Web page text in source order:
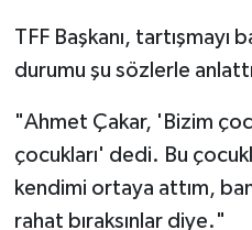
TFF Başkanı, tartışmayı
durumu şu sözlerle
"Ahmet Çakar, 'Bizim
çocukları' dedi. Bu
kendimi ortaya attım,
rahat bıraksınlar diye."